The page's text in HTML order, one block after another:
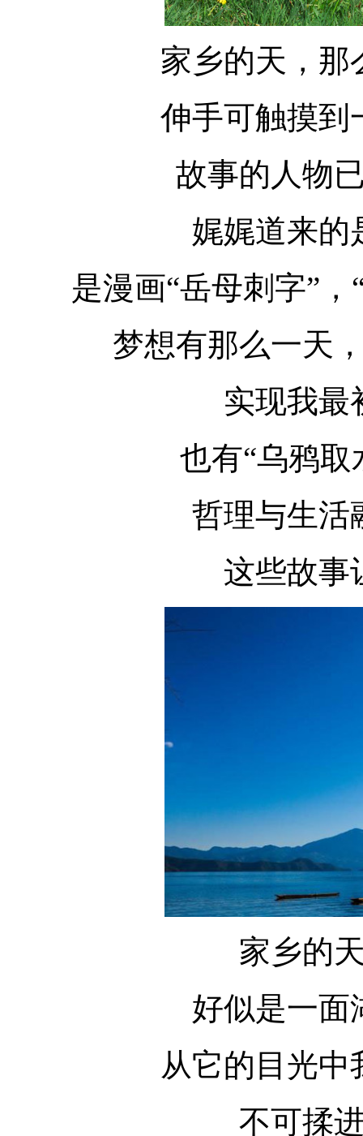
家乡的天，那
伸手可触摸到
故事的人物
娓娓道来的
是漫画“岳母刺字”
梦想有那么一天
实现我最
也有“乌鸦取
哲理与生活
这些故事
家乡的
好似是一面
从它的目光中
不可揉